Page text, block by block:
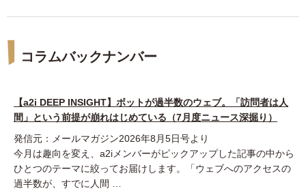
コラムバックナンバー
【a2i DEEP INSIGHT】ボットが過半数のウェブ。「訪問者は人
間」という前提が崩れはじめている（7月度ニュース深掘り）
発信元：メールマガジン2026年8月5日号より
今月は趣向を変え、a2iメンバーがピックアップした記事の中から
ひとつのテーマに絞ってお届けします。「ウェブへのアクセスの
過半数が、すでに人間 …